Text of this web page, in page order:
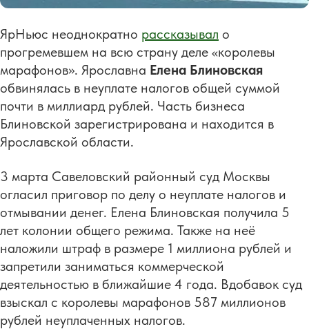
ЯрНьюс неоднократно рассказывал о
прогремевшем на всю страну деле «королевы
марафонов». Ярославна Елена Блиновская
обвинялась в неуплате налогов общей суммой
почти в миллиард рублей. Часть бизнеса
Блиновской зарегистрирована и находится в
Ярославской области.
3 марта Савеловский районный суд Москвы
огласил приговор по делу о неуплате налогов и
отмывании денег. Елена Блиновская получила 5
лет колонии общего режима. Также на неё
наложили штраф в размере 1 миллиона рублей и
запретили заниматься коммерческой
деятельностью в ближайшие 4 года. Вдобавок суд
взыскал с королевы марафонов 587 миллионов
рублей неуплаченных налогов.